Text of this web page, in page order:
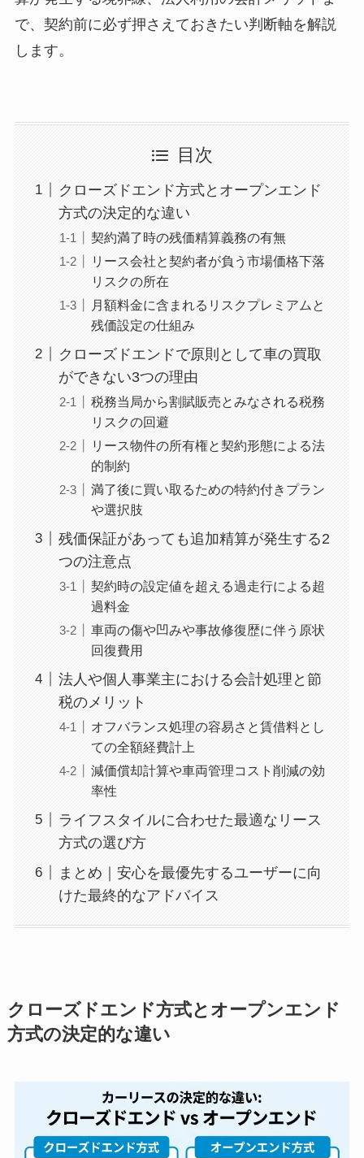
で、契約前に必ず押さえておきたい判断軸を解説
します。
目次
クローズドエンド方式とオープンエンド
方式の決定的な違い
契約満了時の残価精算義務の有無
リース会社と契約者が負う市場価格下落
リスクの所在
月額料金に含まれるリスクプレミアムと
残価設定の仕組み
クローズドエンドで原則として車の買取
ができない3つの理由
税務当局から割賦販売とみなされる税務
リスクの回避
リース物件の所有権と契約形態による法
的制約
満了後に買い取るための特約付きプラン
や選択肢
残価保証があっても追加精算が発生する2
つの注意点
契約時の設定値を超える過走行による超
過料金
車両の傷や凹みや事故修復歴に伴う原状
回復費用
法人や個人事業主における会計処理と節
税のメリット
オフバランス処理の容易さと賃借料とし
ての全額経費計上
減価償却計算や車両管理コスト削減の効
率性
ライフスタイルに合わせた最適なリース
方式の選び方
まとめ｜安心を最優先するユーザーに向
けた最終的なアドバイス
クローズドエンド方式とオープンエンド
方式の決定的な違い